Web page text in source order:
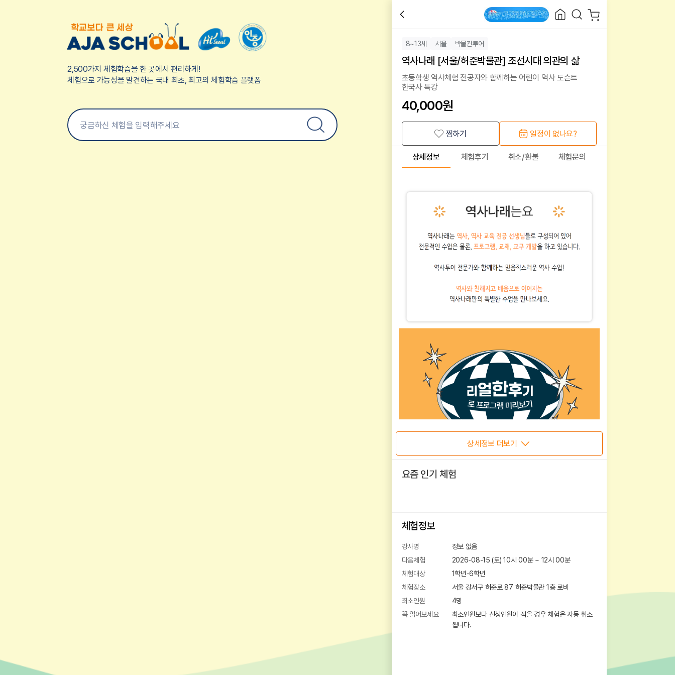
2,500가지 체험학습을 한 곳에서 편리하게!
체험으로 가능성을 발견하는 국내 최초, 최고의 체험학습 플랫폼
8~13세 서울 박물관투어
역사나래 [서울/허준박물관] 조선시대 의관의 삶
초등학생 역사체험 전공자와 함께하는 어린이 역사 도슨트
한국사 특강
40,000원
찜하기 일정이 없나요?
상세정보 체험후기 취소/환불 체험문의
상세정보 더보기
요즘 인기 체험
체험정보
강사명
정보 없음
다음체험
2026-08-15 (토) 10시 00분~ 12시00분
체험대상
1학년-6학년
체험장소
서울 강서구 허준로 87 허준박물관 1층 로비
최소인원
4명
꼭 읽어보세요
최소인원보다 신청인원이 적을 경우 체험은 자동 취소
됩니다.